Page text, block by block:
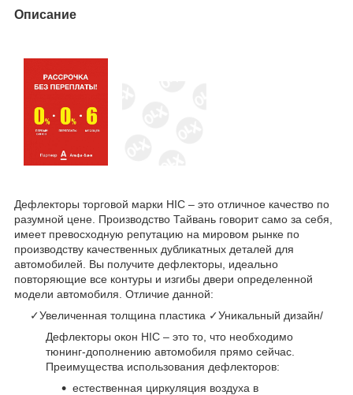
Описание
Дефлекторы торговой марки HIC – это отличное качество по
разумной цене. Производство Тайвань говорит само за себя,
имеет превосходную репутацию на мировом рынке по
производству качественных дубликатных деталей для
автомобилей. Вы получите дефлекторы, идеально
повторяющие все контуры и изгибы двери определенной
модели автомобиля. Отличие данной:
✓Увеличенная толщина пластика ✓Уникальный дизайн/
Дефлекторы окон HIC – это то, что необходимо
тюнинг-дополнению автомобиля прямо сейчас.
Преимущества использования дефлекторов:
естественная циркуляция воздуха в